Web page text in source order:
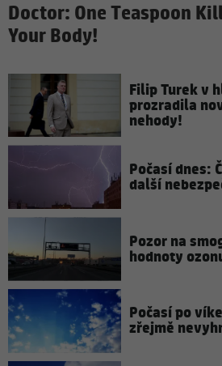
Doctor: One Teaspoon
Your Body!
Filip Turek v
prozradila
nehody!
Počasí dnes:
další
Pozor na
hodnoty
Počasí po
zřejmě